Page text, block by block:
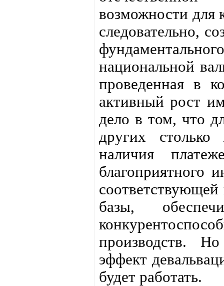
возможности для
следовательно,
национальной
проведенная в
активный рост
дело в том, что
других
наличия
благоприятного
соответствующей
базы,
производств.
эффект
будет работать.